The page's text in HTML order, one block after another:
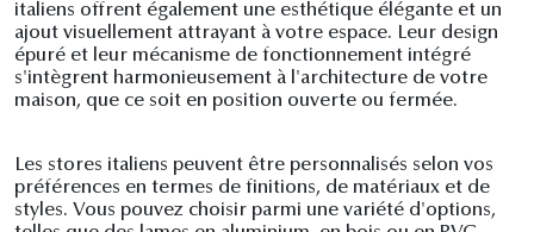
italiens offrent également une esthétique élégante et un
ajout visuellement attrayant à votre espace. Leur design
épuré et leur mécanisme de fonctionnement intégré
s'intègrent harmonieusement à l'architecture de votre
maison, que ce soit en position ouverte ou fermée.
Les stores italiens peuvent être personnalisés selon vos
préférences en termes de finitions, de matériaux et de
styles. Vous pouvez choisir parmi une variété d'options,